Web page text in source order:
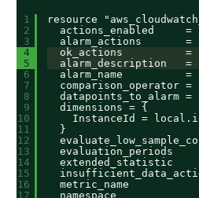
1
2
3
4
5
6
7
8
9
10
11
12
13
14
15
16
17
resource
actions_enabled     =
alarm_actions       =
ok_actions          =
alarm_description   =
alarm_name
comparison_operator =
datapoints_to_alarm =
dimensions = {
InstanceId =
}
evaluation_periods
extended_statistic
metric_name
namespace